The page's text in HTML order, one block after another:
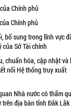
Chính phủ
Chính phủ
bổ sung trong lĩnh vực
Sở Tài chính
chuẩn hóa, cập nhật và
nối Hệ thống truy xuất
Nhà nước có thẩm
trên địa bàn tỉnh Đắk Lắk